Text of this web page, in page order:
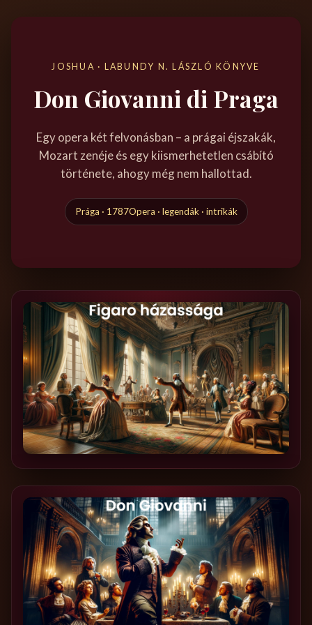
JOSHUA · LABUNDY N. LÁSZLÓ KÖNYVE
Don Giovanni di Praga
Egy opera két felvonásban – a prágai éjszakák,
Mozart zenéje és egy kiismerhetetlen csábító
története, ahogy még nem hallottad.
Prága · 1787Opera · legendák · intrikák